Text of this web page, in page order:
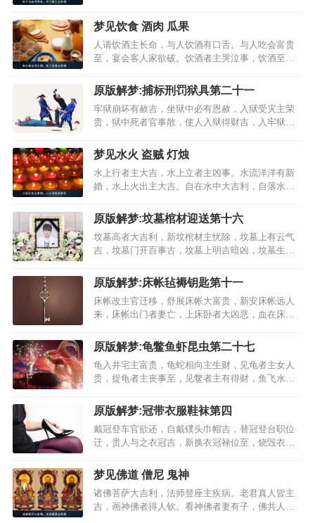
旌节有恩偿，自盖覆身大吉利。见做新旗大吉利，
与人分金主分散。拔刀出行大吉利，得人刀主行人
至。人与三刀作刺史，…
梦见饮食 酒肉 瓜果
人请饮酒主长命，与人饮酒有口舌。与人吃会富贵
至，宴会客人家欲破。饮酒者主哭泣事，饮酒至醉
吃酥酪主喜，与人吃乳尊亲至。与人吃蜜大吉利，
呕吐者病人出痊。食水者主很大利，死人食者主疾
病。食羊肉于堂上吉，…
原版解梦:捕标刑罚狱具第二十一
牢狱崩坏有赦吉，坐狱中必有恩赦，入狱受灾主荣
贵，狱中死者官事散，使人入狱得财吉，入牢狱主
走脱疾病去，赶贼行见者大凶，枷锁临身疾病至，
枷锁折损口舌散，枷锁入宅主大凶，绳索系身大吉
利，身披罗网主官事，…
梦见水火 盗贼 灯烛
水上行者主大吉，水上立者主凶事。水流洋洋有新
婚，水上火出主大吉。自在水中大吉利，自落水中
澄清大吉祥，人家有水见子亡。江海涨漫大吉昌，
河水砂石益文章。火烧日月大人助，火烧河水长命
吉。火烧山野大显达，…
原版解梦:坟墓棺材迎送第十六
坟墓高者大吉利，新坟棺材主忧除，坟墓上有云气
吉，坟墓门开百事古，坟墓上明吉暗凶，坟墓生树
原版解梦:床帐毡褥钥匙第十一
床帐改主官迁移，舒展床帐大富贵，新安床帐远人
来，床帐出门者妻亡，上床卧者大凶恶，血在床妻
者主失官位，换席入吉出则凶，席草者主有力助，
毡褥铺陈万事稳，毁帘幔者妻有奸，新帘者主得好
妻，铺席合座得官位，…
原版解梦:龟鳖鱼虾昆虫第二十七
龟入井宅主富贵，龟蛇相向主生财，见龟者主女人
贵，捉龟者主丧事至，见鳖者主有得财，鱼飞水上
鱼作食皆吉，抢鱼拾鱼主小疾，水中钓鱼大吉利，
林中鱼猎事无成，群鱼游水主有财，鲤鱼妻有孕大
吉，大鱼所动主声名，…
原版解梦:冠带衣服鞋袜第四
戴冠登车官欲还，自戴镤头巾帽吉，替冠登台职位
迁，贵人与之衣冠吉，新换衣冠禄位至，烧毁衣冠
公服主得职，人与公服加官职，女着冠带主生子，
洗勿染服新官来，执勿见贵人大吉，勿破忧凶主不
祥，与人勿缓主官迁，…
梦见佛道 僧尼 鬼神
诸佛菩萨大吉利，法师登座主疾病。老君真人皆主
吉，画神佛者得人钦。看神佛者妻有子，佛共人言